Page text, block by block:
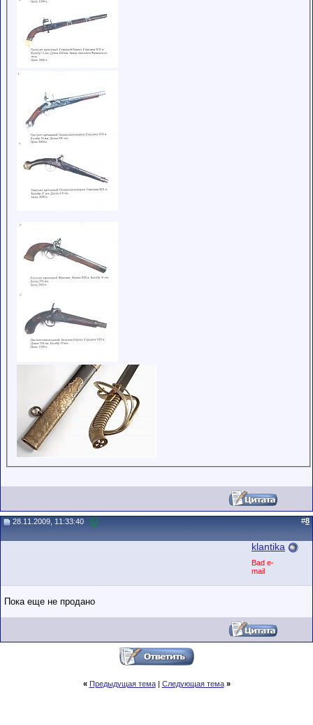
28.11.2009, 11:33:40 #8
klantika
Bad e-
mail
Пока еще не продано
« Предыдущая тема| Следующая тема »